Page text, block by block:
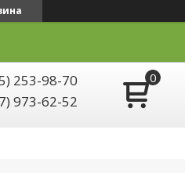
253-98-70
973-62-52